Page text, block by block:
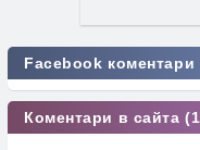
Facebook коментари
Коментари в сайта